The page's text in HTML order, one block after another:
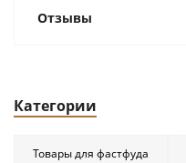
Отзывы
Категории
Товары для фастфуда